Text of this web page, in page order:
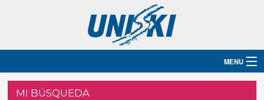
MENU
Inicio
MI BÚSQUEDA